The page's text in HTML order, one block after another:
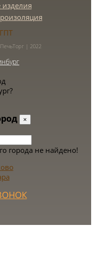
изделия
| 2022
×
города не найдено!